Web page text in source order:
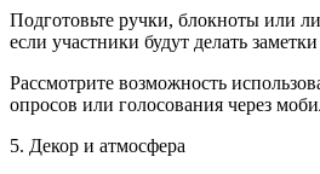
Подготовьте ручки, блокноты или
если участники будут делать
Рассмотрите возможность
опросов или голосования через
5. Декор и атмосфера